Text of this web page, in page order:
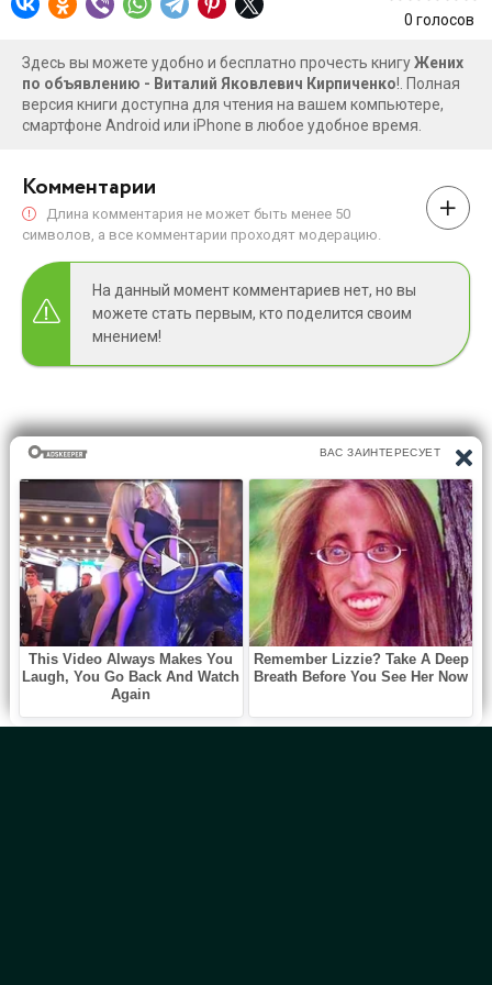
0 голосов
Здесь вы можете удобно и бесплатно прочесть книгуЖених
по объявлению - Виталий Яковлевич Кирпиченко!. Полная
версия книги доступна для чтения на вашем компьютере,
смартфоне Android или iPhone в любое удобное время.
Комментарии
Длина комментария не может быть менее 50
символов, а все комментарии проходят модерацию.
На данный момент комментариев нет, но вы
можете стать первым, кто поделится своим
мнением!